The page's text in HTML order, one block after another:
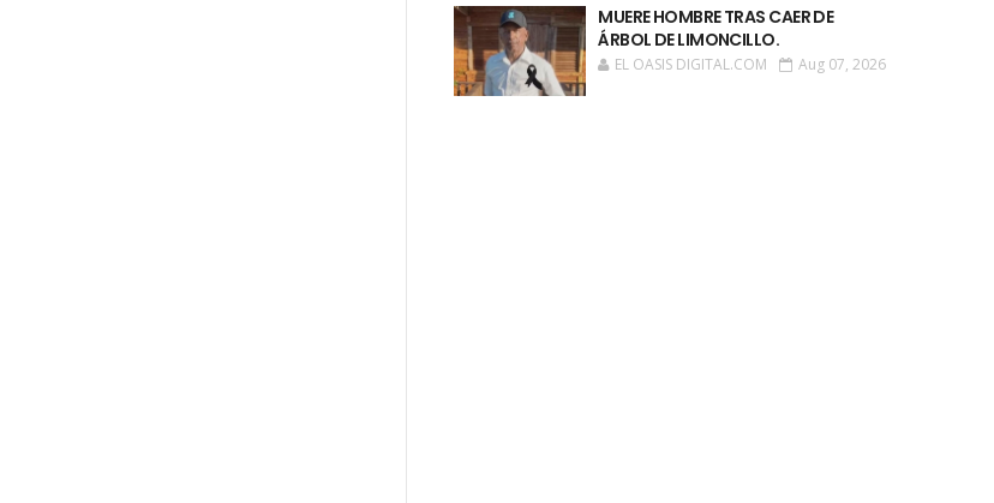
MUERE HOMBRE TRAS CAER DE
ÁRBOL DE LIMONCILLO.
EL OASIS DIGITAL.COM Aug 07, 2026